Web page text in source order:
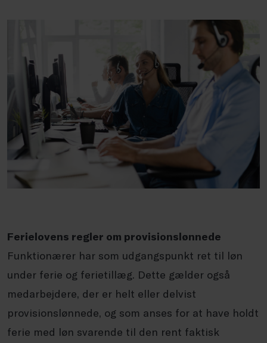
Ferielovens regler om provisionslønnede
Funktionærer har som udgangspunkt ret til løn
under ferie og ferietillæg. Dette gælder også
medarbejdere, der er helt eller delvist
provisionslønnede, og som anses for at have holdt
ferie med løn svarende til den rent faktisk